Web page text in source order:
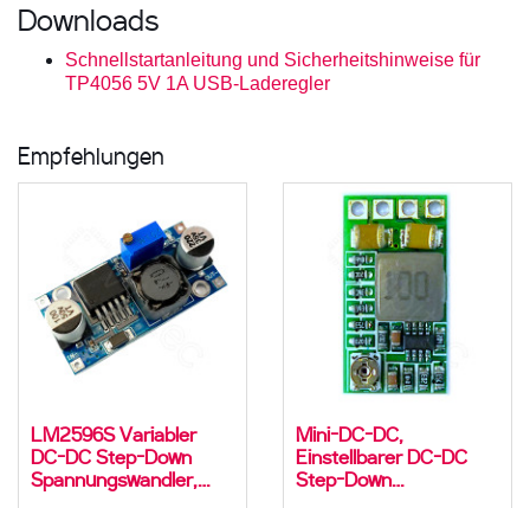
Downloads
Schnellstartanleitung und Sicherheitshinweise für
TP4056 5V 1A USB-Laderegler
Empfehlungen
LM2596S Variabler
DC-DC Step-Down
Spannungswandler,
Mini-DC-DC,
Einstellbarer DC-DC
Step-Down